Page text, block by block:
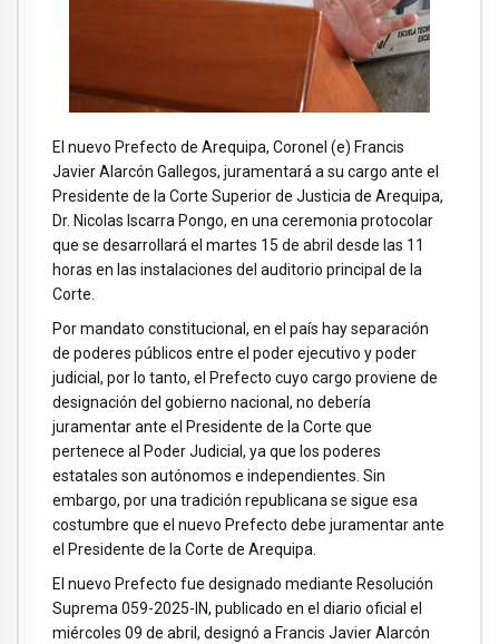
El nuevo Prefecto de Arequipa, Coronel (e) Francis
Javier Alarcón Gallegos, juramentará a su cargo ante el
Presidente de la Corte Superior de Justicia de Arequipa,
Dr. Nicolas Iscarra Pongo, en una ceremonia protocolar
que se desarrollará el martes 15 de abril desde las 11
horas en las instalaciones del auditorio principal de la
Corte.
Por mandato constitucional, en el país hay separación
de poderes públicos entre el poder ejecutivo y poder
judicial, por lo tanto, el Prefecto cuyo cargo proviene de
designación del gobierno nacional, no debería
juramentar ante el Presidente de la Corte que
pertenece al Poder Judicial, ya que los poderes
estatales son autónomos e independientes. Sin
embargo, por una tradición republicana se sigue esa
costumbre que el nuevo Prefecto debe juramentar ante
el Presidente de la Corte de Arequipa.
El nuevo Prefecto fue designado mediante Resolución
Suprema 059-2025-IN, publicado en el diario oficial el
miércoles 09 de abril, designó a Francis Javier Alarcón